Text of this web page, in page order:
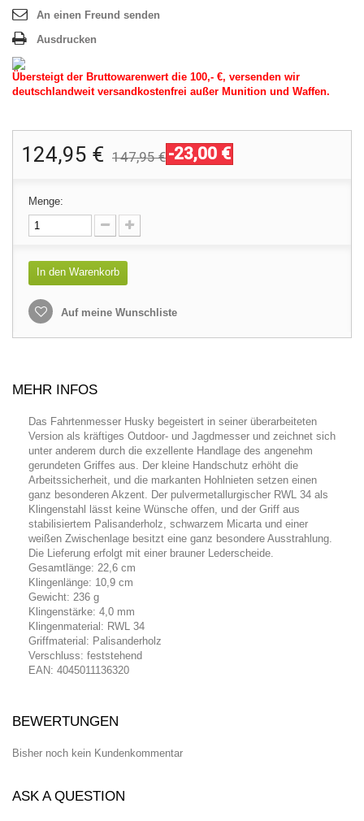
An einen Freund senden
Ausdrucken
Übersteigt der Bruttowarenwert die 100,- €, versenden wir
deutschlandweit versandkostenfrei außer Munition und Waffen.
124,95 € 147,95 € -23,00 €
Menge:
In den Warenkorb
Auf meine Wunschliste
MEHR INFOS
Das Fahrtenmesser Husky begeistert in seiner überarbeiteten
Version als kräftiges Outdoor- und Jagdmesser und zeichnet sich
unter anderem durch die exzellente Handlage des angenehm
gerundeten Griffes aus. Der kleine Handschutz erhöht die
Arbeitssicherheit, und die markanten Hohlnieten setzen einen
ganz besonderen Akzent. Der pulvermetallurgischer RWL 34 als
Klingenstahl lässt keine Wünsche offen, und der Griff aus
stabilisiertem Palisanderholz, schwarzem Micarta und einer
weißen Zwischenlage besitzt eine ganz besondere Ausstrahlung.
Die Lieferung erfolgt mit einer brauner Lederscheide.
Gesamtlänge: 22,6 cm
Klingenlänge: 10,9 cm
Gewicht: 236 g
Klingenstärke: 4,0 mm
Klingenmaterial: RWL 34
Griffmaterial: Palisanderholz
Verschluss: feststehend
EAN: 4045011136320
BEWERTUNGEN
Bisher noch kein Kundenkommentar
ASK A QUESTION